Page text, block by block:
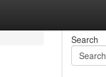
Search